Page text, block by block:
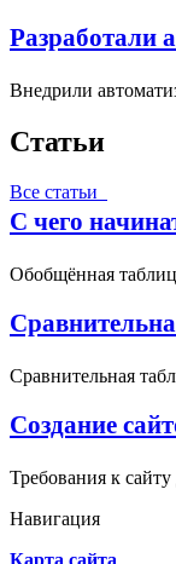
Разработали
Внедрили
Статьи
Все статьи
С чего
Обобщённая
Сравнительная
Создание
Требования к
Навигация
Карта сайта